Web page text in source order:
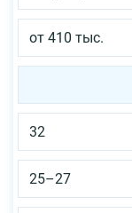
от 410 тыс.
32
25–27